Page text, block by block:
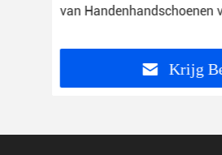
van Handenhandschoenen
Krijg